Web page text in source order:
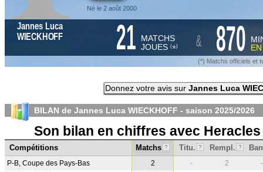
Né le 2 août 2000
Jannes Luca
WIECKHOFF
21 MATCHS
JOUES (*) & 870
(*) Matchs officiels et
Donnez votre avis sur Jannes Luca
BILAN de Jannes Luca WIECKHOFF - saison 2025/2026
Son bilan en chiffres avec
Compétitions Matchs ? Titu. ? Rempl. ?
P-B, Coupe des Pays-Bas 2 - 2
-